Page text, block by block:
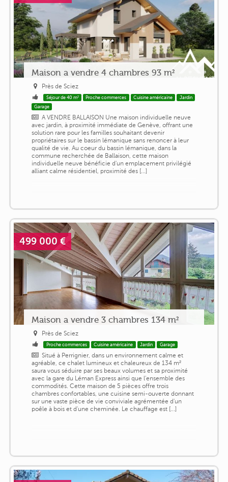
Maison a vendre 4 chambres 93 m²
Près de Sciez
Séjour de 40 m² Proche commerces Cuisine américaine
Jardin
Garage
A VENDRE BALLAISON Une maison individuelle neuve
avec jardin, à proximité immédiate de Genève, offrant une
solution rare pour les familles souhaitant devenir
propriétaires sur le bassin lémanique sans renoncer à leur
qualité de vie. Au coeur du bassin lémanique, dans la
commune recherchée de Ballaison, cette maison
individuelle neuve bénéficie d'un emplacement privilégié
alliant calme résidentiel, proximité des [...]
499 000 €
Maison a vendre 3 chambres 134 m²
Près de Sciez
Proche commerces Cuisine américaine Jardin Garage
Situé à Perrignier, dans un environnement calme et
agréable, ce chalet lumineux et chaleureux de 134 m²
saura vous séduire par ses beaux volumes et sa proximité
avec la gare du Léman Express ainsi que l'ensemble des
commodités. Cette maison de 5 pièces offre trois
chambres confortables, une cuisine semi-ouverte donnant
sur une vaste pièce de vie conviviale agrémentée d'un
poêle à bois et d'une cheminée. Le chauffage est [...]